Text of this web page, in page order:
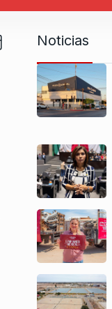
Noticias